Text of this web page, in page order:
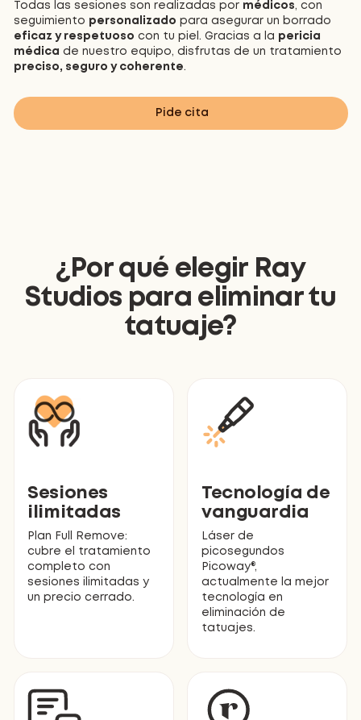
Todas las sesiones son realizadas por médicos, con
seguimiento personalizado para asegurar un borrado
eficaz y respetuoso con tu piel. Gracias a la
pericia
médica de nuestro equipo, disfrutas de un tratamiento
preciso, seguro y coherente.
Pide cita
¿Por qué elegir Ray
Studios para eliminar tu
tatuaje?
Sesiones
ilimitadas
Plan Full Remove:
cubre el tratamiento
completo con
sesiones ilimitadas y
un precio cerrado.
Tecnología de
vanguardia
Láser de
picosegundos
Picoway®,
actualmente la mejor
tecnología en
eliminación de
tatuajes.